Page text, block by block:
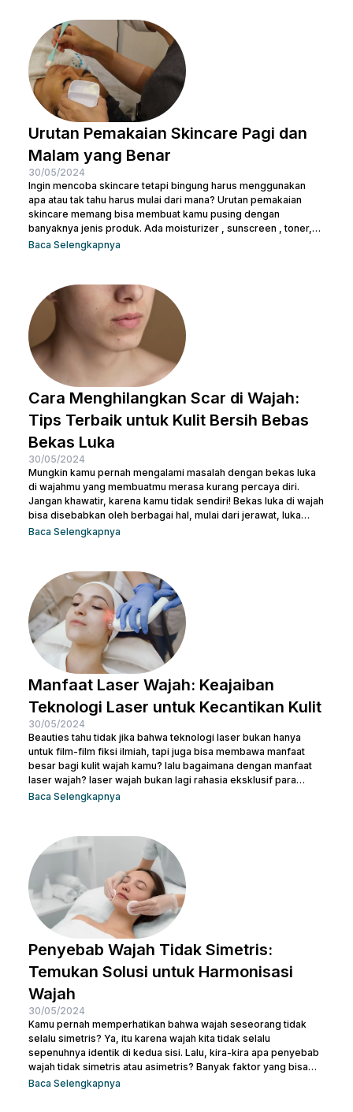
kulitmu. Melakukan perawatan kulit wajah menjadi hal yang
penting supaya kamu terhindar dari jerawat dan kulit tampak
lebih cerah. Apalagi...
Urutan Pemakaian Skincare Pagi dan
Malam yang Benar
30/05/2024
Ingin mencoba skincare tetapi bingung harus menggunakan
apa atau tak tahu harus mulai dari mana? Urutan pemakaian
skincare memang bisa membuat kamu pusing dengan
banyaknya jenis produk. Ada moisturizer , sunscreen , toner,
essence , dan masih banyak lagi. Tak heran juga kalau kamu
serupa, terlepas dari kemasan di bagian luarnya. Sebelum
salah langkah, Nulook sudah menyiapkan informasi lengkap
mengenai...
Baca Selengkapnya
Cara Menghilangkan Scar di Wajah:
Tips Terbaik untuk Kulit Bersih Bebas
Bekas Luka
30/05/2024
Mungkin kamu pernah mengalami masalah dengan bekas luka
di wajahmu yang membuatmu merasa kurang percaya diri.
Jangan khawatir, karena kamu tidak sendiri! Bekas luka di wajah
bisa disebabkan oleh berbagai hal, mulai dari jerawat, luka
bakar, hingga bekas operasi. Ada banyak cara menghilangkan
beauties mengetahui cara terbaik menghilangkan bekas luka
agar kamu bisa kembali memiliki kulit yang mulus dan percaya...
Baca Selengkapnya
Manfaat Laser Wajah: Keajaiban
Teknologi Laser untuk Kecantikan Kulit
30/05/2024
Beauties tahu tidak jika bahwa teknologi laser bukan hanya
untuk film-film fiksi ilmiah, tapi juga bisa membawa manfaat
besar bagi kulit wajah kamu? lalu bagaimana dengan manfaat
laser wajah? laser wajah bukan lagi rahasia eksklusif para
selebriti atau ahli kecantikan. Ini adalah solusi modern yang
Jadi, jika kamu ingin memperbaiki tekstur kulit, menghilangkan
noda, atau meremajakan kulit tanpa harus melewati prosedur...
Baca Selengkapnya
Penyebab Wajah Tidak Simetris:
Temukan Solusi untuk Harmonisasi
Wajah
30/05/2024
Kamu pernah memperhatikan bahwa wajah seseorang tidak
selalu simetris? Ya, itu karena wajah kita tidak selalu
sepenuhnya identik di kedua sisi. Lalu, kira-kira apa penyebab
wajah tidak simetris atau asimetris? Banyak faktor yang bisa
memengaruhi simetri wajah, mulai dari genetika, gaya hidup,
Baca Selengkapnya